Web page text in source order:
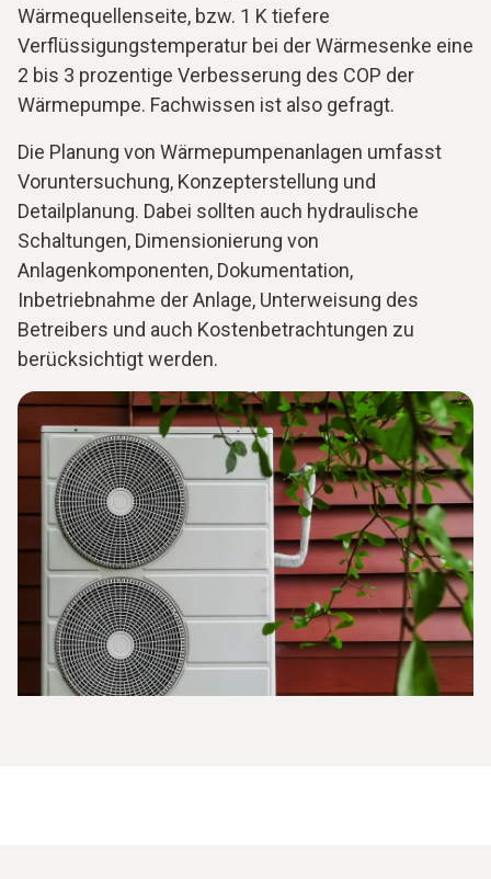
Wärmequellenseite, bzw. 1 K tiefere
Verflüssigungstemperatur bei der Wärmesenke eine
2 bis 3 prozentige Verbesserung des COP der
Wärmepumpe. Fachwissen ist also gefragt.
Die Planung von Wärmepumpenanlagen umfasst
Voruntersuchung, Konzepterstellung und
Detailplanung. Dabei sollten auch hydraulische
Schaltungen, Dimensionierung von
Anlagenkomponenten, Dokumentation,
Inbetriebnahme der Anlage, Unterweisung des
Betreibers und auch Kostenbetrachtungen zu
berücksichtigt werden.